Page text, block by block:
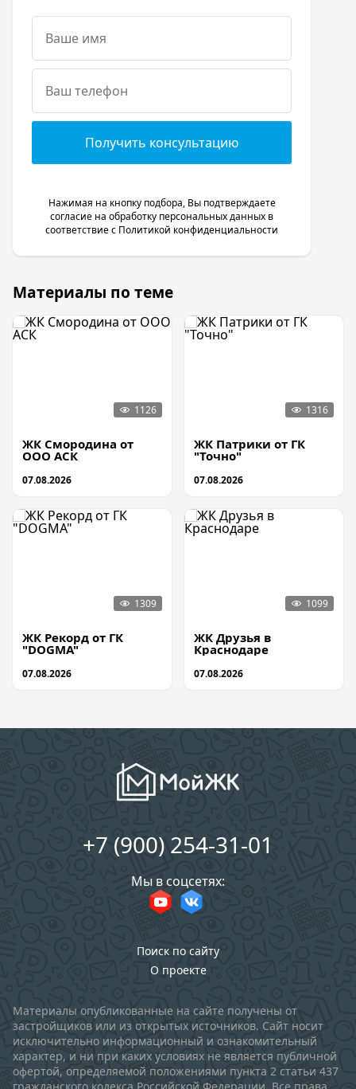
Получить консультацию
Нажимая на кнопку подбора, Вы подтверждаете
согласие на обработку персональных данных в
соответствие с Политикой конфиденциальности
Материалы по теме
ЖК Смородина от
ООО АСК
07.08.2026
ЖК Патрики от ГК
"Точно"
07.08.2026
ЖК Рекорд от ГК
"DOGMA"
07.08.2026
ЖК Друзья в
Краснодаре
07.08.2026
+7 (900) 254-31-01
Мы в соцсетях:
Поиск по сайту
О проекте